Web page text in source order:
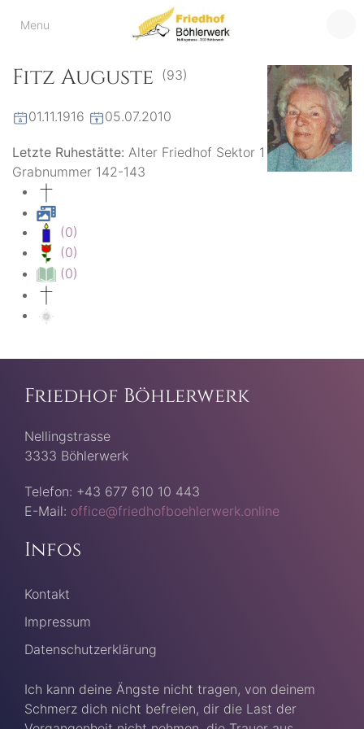
Menu
Friedhof
der virtuelle Friedhof
Fitz Auguste (93)
01.11.1916 05.07.2010
Letzte Ruhestätte: Alter Friedhof Sektor 1
Grabnummer 142-143
(0)
(0)
(0)
Friedhof Böhlerwerk
Nellingstrasse
3333 Böhlerwerk
Telefon: +43 677 610 10 443
E-Mail: office@friedhofboehlerwerk.online
Infos
Kontakt
Impressum
Datenschutzerklärung
Ich kann deine Ängste nicht tragen, von deinem
Schmerz dich nicht befreien, dir die Last der